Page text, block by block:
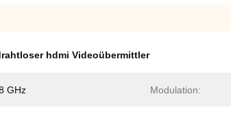
hdmi Videoübermittler
GHz Modulation: